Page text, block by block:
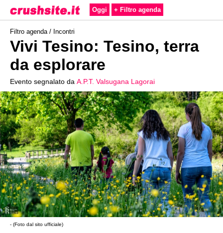
Oggi + Filtro agenda
Filtro agenda / Incontri
Vivi Tesino: Tesino, terra
da esplorare
Evento segnalato da A.P.T. Valsugana Lagorai
- (Foto dal sito ufficiale)